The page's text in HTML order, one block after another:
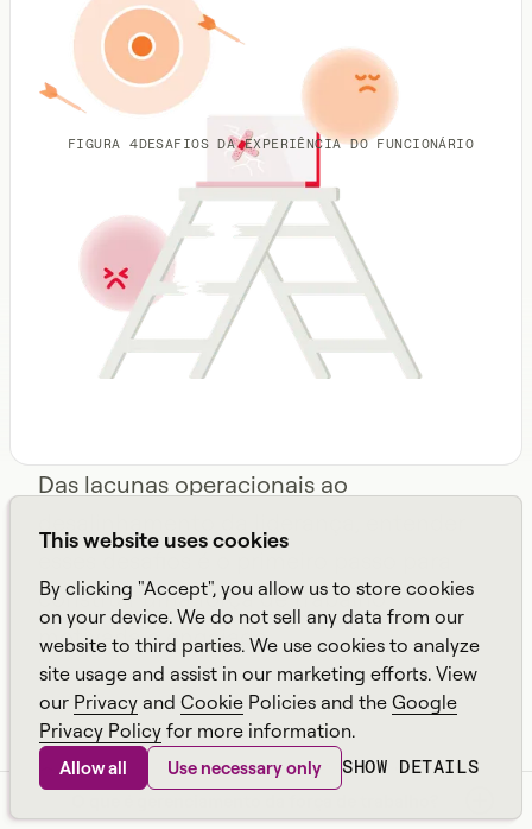
This website uses cookies
By clicking "Accept", you allow us to store cookies
on your device. We do not sell any data from our
website to third parties. We use cookies to analyze
site usage and assist in our marketing efforts. View
our Privacy and Cookie Policies and the Google
Privacy Policy for more information.
Allow all Use necessary only
SHOW DETAILS
FIGURA 4DESAFIOS DA EXPERIÊNCIA DO FUNCIONÁRIO
Das lacunas operacionais ao
construir uma força de trabalho
motivada e engajada.
Tecnologia desatualizada
Confiar em sistemas legados pode
prejudicar a experiência dos funcionários